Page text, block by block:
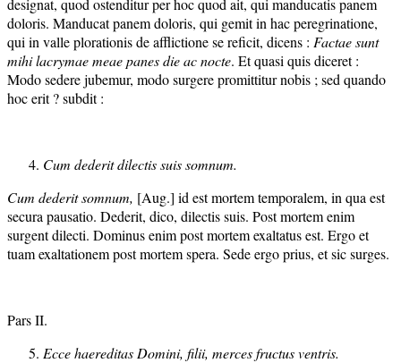
designat, quod ostenditur per hoc quod ait, qui manducatis panem
doloris. Manducat panem doloris, qui gemit in hac peregrinatione,
qui in valle plorationis de afflictione se reficit, dicens : Factae sunt
mihi lacrymae meae panes die ac nocte. Et quasi quis diceret :
Modo sedere jubemur, modo surgere promittitur nobis ; sed quando
hoc erit ? subdit :
Cum dederit dilectis suis somnum.
Cum dederit somnum, [Aug.] id est mortem temporalem, in qua est
secura pausatio. Dederit, dico, dilectis suis. Post mortem enim
surgent dilecti. Dominus enim post mortem exaltatus est. Ergo et
tuam exaltationem post mortem spera. Sede ergo prius, et sic surges.
Pars II.
Ecce haereditas Domini, filii, merces fructus ventris.